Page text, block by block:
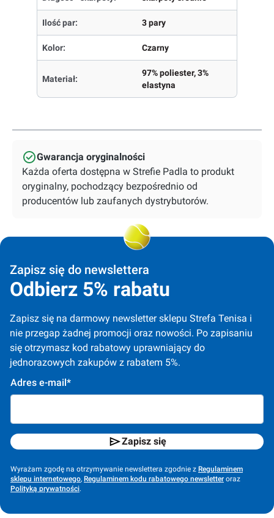
Ilość par: 3 pary
Kolor: Czarny
Materiał:
97% poliester, 3%
elastyna
Gwarancja oryginalności
Każda oferta dostępna w Strefie Padla to produkt
oryginalny, pochodzący bezpośrednio od
producentów lub zaufanych dystrybutorów.
Zapisz się do newslettera
Odbierz 5% rabatu
Zapisz się na darmowy newsletter sklepu Strefa Tenisa i
nie przegap żadnej promocji oraz nowości. Po zapisaniu
się otrzymasz kod rabatowy uprawniający do
jednorazowych zakupów z rabatem 5%.
Adres e-mail*
Zapisz się
Wyrażam zgodę na otrzymywanie newslettera zgodnie z Regulaminem
sklepu internetowego, Regulaminem kodu rabatowego newsletter oraz
Polityką prywatności.